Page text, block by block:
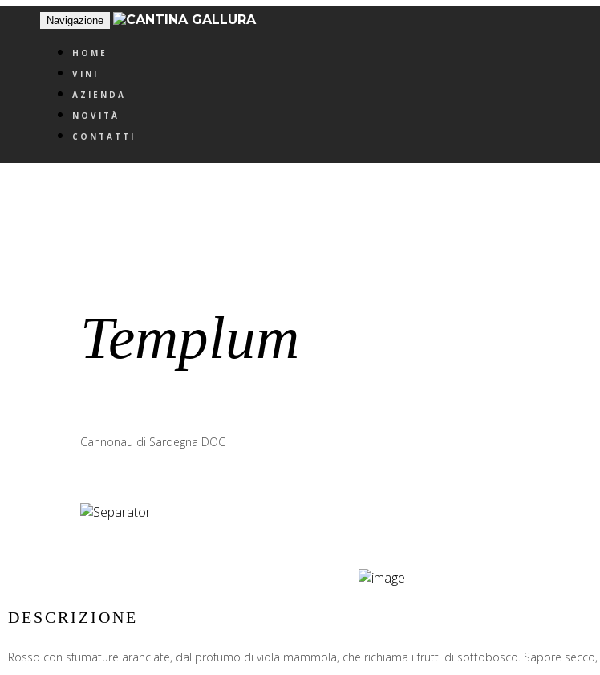
Navigazione
HOME
VINI
AZIENDA
NOVITÀ
CONTATTI
Templum
Cannonau di Sardegna DOC
DESCRIZIONE
Rosso con sfumature aranciate, dal profumo di viola mammola, che richiama i frutti di sottobosco. Sapore